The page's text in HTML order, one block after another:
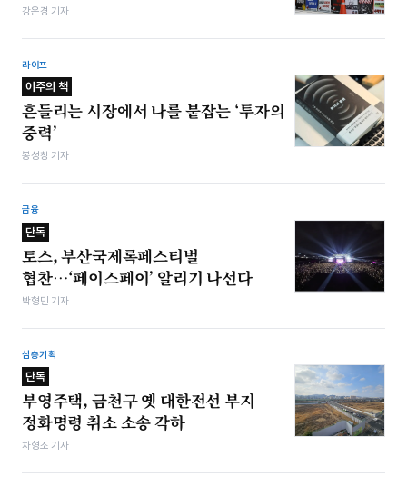
강은경 기자
라이프
이주의 책
흔들리는 시장에서 나를 붙잡는 ‘투자의
중력’
봉성창 기자
금융
단독
토스, 부산국제록페스티벌
협찬…‘페이스페이’ 알리기 나선다
박형민 기자
심층기획
단독
부영주택, 금천구 옛 대한전선 부지
정화명령 취소 소송 각하
차형조 기자